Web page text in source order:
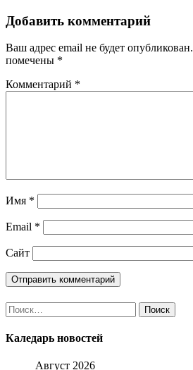
Добавить комментарий
Ваш адрес email не будет опубликован.
помечены *
Комментарий *
Имя *
Email *
Сайт
Найти:
Каледарь новостей
Август 2026